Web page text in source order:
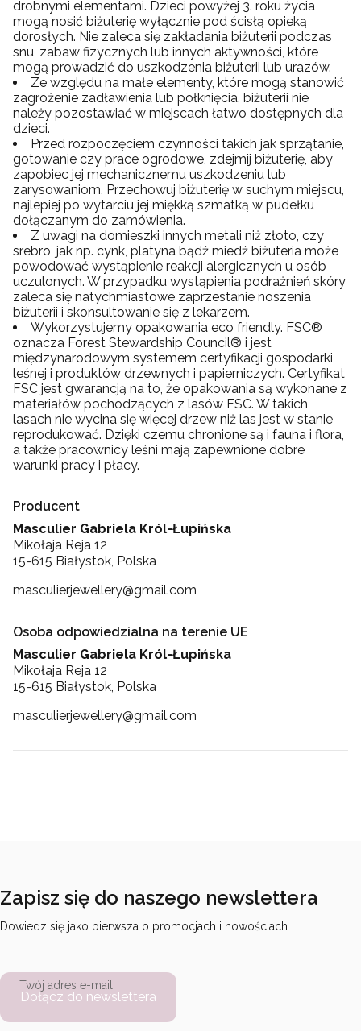
drobnymi elementami. Dzieci powyżej 3. roku życia
mogą nosić biżuterię wyłącznie pod ścisłą opieką
dorosłych. Nie zaleca się zakładania biżuterii podczas
snu, zabaw fizycznych lub innych aktywności, które
mogą prowadzić do uszkodzenia biżuterii lub urazów.
Ze względu na małe elementy, które mogą stanowić
zagrożenie zadławienia lub połknięcia, biżuterii nie
należy pozostawiać w miejscach łatwo dostępnych dla
dzieci.
Przed rozpoczęciem czynności takich jak sprzątanie,
gotowanie czy prace ogrodowe, zdejmij biżuterię, aby
zapobiec jej mechanicznemu uszkodzeniu lub
zarysowaniom. Przechowuj biżuterię w suchym miejscu,
najlepiej po wytarciu jej miękką szmatką w pudełku
dołączanym do zamówienia.
Z uwagi na domieszki innych metali niż złoto, czy
srebro, jak np. cynk, platyna bądź miedź biżuteria może
powodować wystąpienie reakcji alergicznych u osób
uczulonych. W przypadku wystąpienia podrażnień skóry
zaleca się natychmiastowe zaprzestanie noszenia
biżuterii i skonsultowanie się z lekarzem.
Wykorzystujemy opakowania eco friendly. FSC®
oznacza Forest Stewardship Council® i jest
międzynarodowym systemem certyfikacji gospodarki
leśnej i produktów drzewnych i papierniczych. Certyfikat
FSC jest gwarancją na to, że opakowania są wykonane z
materiałów pochodzących z lasów FSC. W takich
lasach nie wycina się więcej drzew niż las jest w stanie
reprodukować. Dzięki czemu chronione są i fauna i flora,
a także pracownicy leśni mają zapewnione dobre
warunki pracy i płacy.
Producent
Masculier Gabriela Król-Łupińska
Mikołaja Reja 12
15-615 Białystok, Polska
masculierjewellery@gmail.com
Osoba odpowiedzialna na terenie UE
Masculier Gabriela Król-Łupińska
Mikołaja Reja 12
15-615 Białystok, Polska
masculierjewellery@gmail.com
Zapisz się do naszego newslettera
Dowiedz się jako pierwsza o promocjach i nowościach.
Twój adres e-mail
Dołącz do newslettera